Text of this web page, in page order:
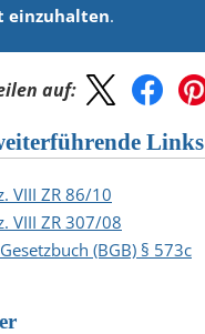
einzuhalten.
auf:
Links
VIII ZR 86/10
VIII ZR 307/08
(BGB) § 573c